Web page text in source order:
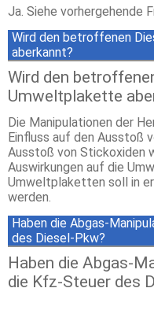
Ja. Siehe vorhergehende
Wird den betroffenen
aberkannt?
Wird den
Umweltplakette
Die Manipulationen der
Einfluss auf den Ausstoß
Ausstoß von Stickoxiden
Auswirkungen auf die
Umweltplaketten soll in
werden.
Haben die Abgas-
des Diesel-Pkw?
Haben die Abgas-
die Kfz-Steuer des